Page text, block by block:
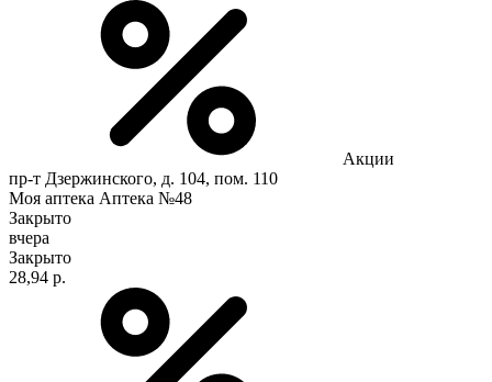
Акции
пр-т Дзержинского, д. 104, пом. 110
Моя аптека Аптека №48
Закрыто
вчера
Закрыто
28,94 р.